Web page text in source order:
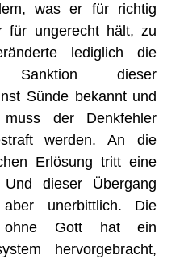
was er für richtig
für ungerecht hält, zu
lediglich die
dieser
Sünde bekannt und
der Denkfehler
werden. An die
Erlösung tritt eine
dieser Übergang
unerbittlich. Die
Gott hat ein
hervorgebracht,